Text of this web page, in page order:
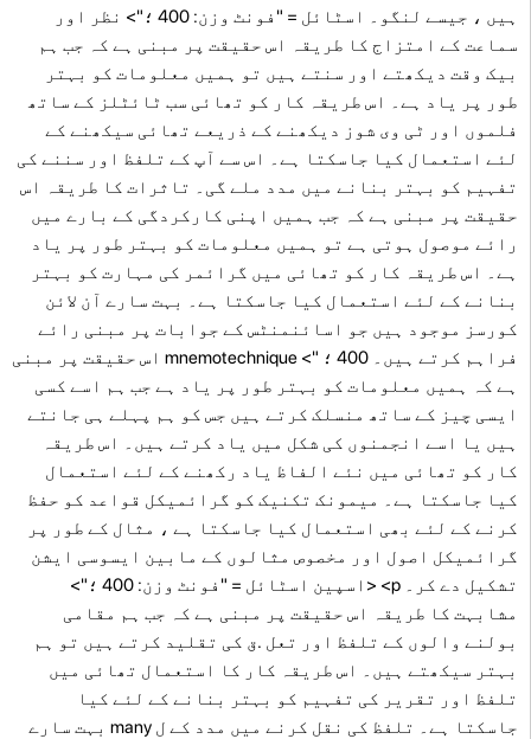
ہیں ، جیسے لنگو۔ اسٹائل = "فونٹ وزن: 400 ؛"> نظر اور
سماعت کے امتزاج کا طریقہ اس حقیقت پر مبنی ہے کہ جب ہم
بیک وقت دیکھتے اور سنتے ہیں تو ہمیں معلومات کو بہتر
طور پر یاد ہے۔ اس طریقہ کار کو تھائی سب ٹائٹلز کے ساتھ
فلموں اور ٹی وی شوز دیکھنے کے ذریعے تھائی سیکھنے کے
لئے استعمال کیا جاسکتا ہے۔ اس سے آپ کے تلفظ اور سننے کی
تفہیم کو بہتر بنانے میں مدد ملے گی۔ تاثرات کا طریقہ اس
حقیقت پر مبنی ہے کہ جب ہمیں اپنی کارکردگی کے بارے میں
رائے موصول ہوتی ہے تو ہمیں معلومات کو بہتر طور پر یاد
ہے۔ اس طریقہ کار کو تھائی میں گرائمر کی مہارت کو بہتر
بنانے کے لئے استعمال کیا جاسکتا ہے۔ بہت سارے آن لائن
کورسز موجود ہیں جو اسائنمنٹس کے جوابات پر مبنی رائے
فراہم کرتے ہیں۔ 400 ؛ "> mnemotechnique اس حقیقت پر مبنی
ہے کہ ہمیں معلومات کو بہتر طور پر یاد ہے جب ہم اسے کسی
ایسی چیز کے ساتھ منسلک کرتے ہیں جس کو ہم پہلے ہی جانتے
ہیں یا اسے انجمنوں کی شکل میں یاد کرتے ہیں۔ اس طریقہ
کار کو تھائی میں نئے الفاظ یاد رکھنے کے لئے استعمال
کیا جاسکتا ہے۔ میمونک تکنیک کو گرائمیکل قواعد کو حفظ
کرنے کے لئے بھی استعمال کیا جاسکتا ہے ، مثال کے طور پر
گرائمیکل اصول اور مخصوص مثالوں کے مابین ایسوسی ایشن
تشکیل دے کر۔ p> <اسپین اسٹائل = "فونٹ وزن: 400 ؛">
مشابہت کا طریقہ اس حقیقت پر مبنی ہے کہ جب ہم مقامی
بولنے والوں کے تلفظ اور تعل .ق کی تقلید کرتے ہیں تو ہم
بہتر سیکھتے ہیں۔ اس طریقہ کار کا استعمال تھائی میں
تلفظ اور تقریر کی تفہیم کو بہتر بنانے کے لئے کیا
جاسکتا ہے۔ تلفظ کی نقل کرنے میں مدد کے ل many بہت سارے